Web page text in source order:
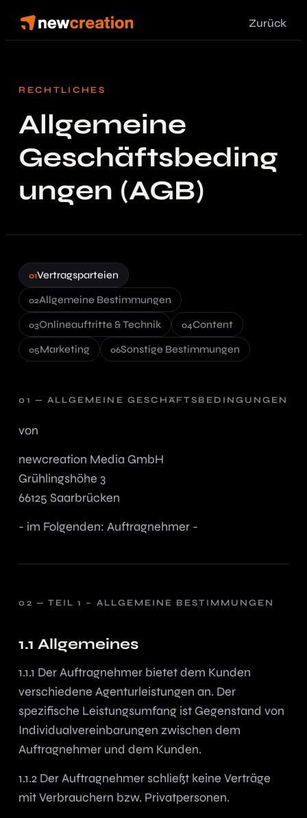
Zurück
RECHTLICHES
Allgemeine
Geschäftsbeding
ungen (AGB)
Vertragsparteien
Allgemeine Bestimmungen
Onlineauftritte & Technik
Content
Marketing
Sonstige Bestimmungen
ALLGEMEINE GESCHÄFTSBEDINGUNGEN
von
newcreation Media GmbH
Grühlingshöhe 3
66125 Saarbrücken
- im Folgenden: Auftragnehmer -
TEIL 1 – ALLGEMEINE BESTIMMUNGEN
1.1 Allgemeines
1.1.1 Der Auftragnehmer bietet dem Kunden
verschiedene Agenturleistungen an. Der
spezifische Leistungsumfang ist Gegenstand von
Individualvereinbarungen zwischen dem
Auftragnehmer und dem Kunden.
1.1.2 Der Auftragnehmer schließt keine Verträge
mit Verbrauchern bzw. Privatpersonen.